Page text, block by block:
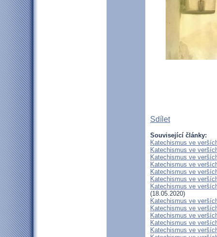
Sdílet
Související články:
Katechismus ve
Katechismus ve
Katechismus ve
Katechismus ve
Katechismus ve
Katechismus ve
Katechismus ve
(18.05.2020)
Katechismus ve
Katechismus ve
Katechismus ve
Katechismus ve
Katechismus ve